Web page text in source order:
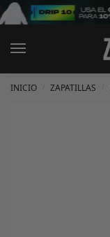
INICIO ZAPATILLAS